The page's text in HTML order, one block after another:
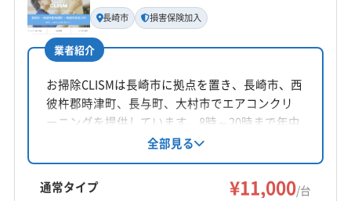
代表者名
上本直樹
所在地
長崎県長崎市田中町280-242 F
対応地域
諫早市
西彼杵郡時津町
西彼杵郡長与町
東彼杵郡東彼杵町 東彼杵郡波佐見町
長崎市 損害保険加入
業者紹介
お掃除CLISMは長崎市に拠点を置き、長崎市、西
彼杵郡時津町、長与町、大村市でエアコンクリ
ーニングを提供しています。8時～20時まで年中
無休で対応し、損害保険に加入済み。基本料金
11,000円からで複数台割引があります。防カビ・
抗菌コーティングにも対応しています。
全部見る
通常タイプ ¥11,000/台